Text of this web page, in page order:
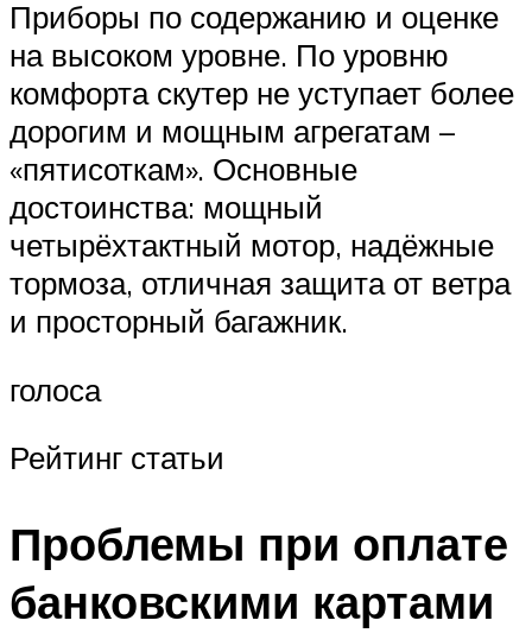
Приборы по содержанию и оценке
на высоком уровне. По уровню
комфорта скутер не уступает более
дорогим и мощным агрегатам –
«пятисоткам». Основные
достоинства: мощный
четырёхтактный мотор, надёжные
тормоза, отличная защита от ветра
и просторный багажник.
голоса
Рейтинг статьи
Проблемы при оплате
банковскими картами